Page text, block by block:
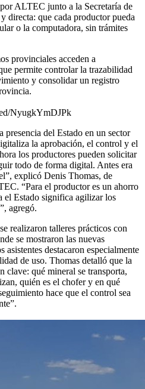
ALTEC junto a la Secretaría de
directa: que cada productor pueda
o la computadora, sin trámites
provinciales acceden a
permite controlar la trazabilidad
y consolidar un registro
NyugkYmDJPk
presencia del Estado en un sector
la aprobación, el control y el
los productores pueden solicitar
todo de forma digital. Antes era
explicó Denis Thomas, de
“Para el productor es un ahorro
el Estado significa agilizar los
agregó.
realizaron talleres prácticos con
se mostraron las nuevas
destacaron especialmente
de uso. Thomas detalló que la
clave: qué mineral se transporta,
quién es el chofer y en qué
hace que el control sea